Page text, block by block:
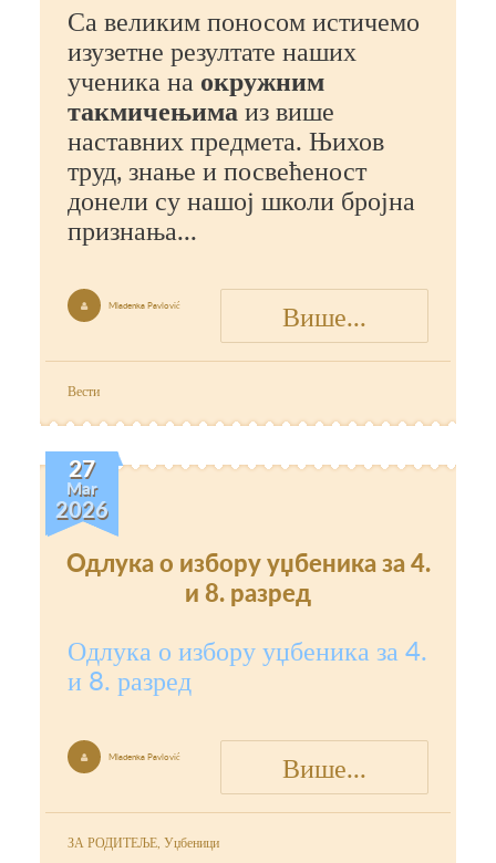
Са великим поносом истичемо
изузетне резултате наших
ученика на окружним
такмичењимаиз више
наставних предмета. Њихов
труд, знање и посвећеност
донели су нашој школи бројна
признања...
Више...
 Mladenka Pavlović
Вести
27
Mar
2026
Одлука о избору уџбеника за 4.
и 8. разред
Одлука о избору уџбеника за 4.
и 8. разред
Више...
 Mladenka Pavlović
ЗА РОДИТЕЉЕ, Уџбеници